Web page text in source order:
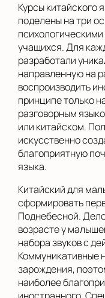
Курсы китайского
поделены на три
учащихся. Для
разработали
направленную на
воспроизводить
принципе только
разговорным
или китайском.
искусственно
благоприятную
языка.
Китайский для
сформировать
Поднебесной.
возрасте у
набора звуков с
Коммуникативные
зарождения,
наиболее